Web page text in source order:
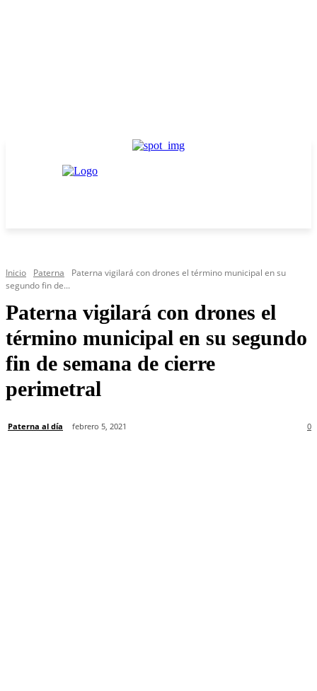
Inicio Paterna
Paterna vigilará con drones el término municipal en su
segundo fin de...
Paterna vigilará con drones el
término municipal en su segundo
fin de semana de cierre
perimetral
Paterna al día febrero 5, 2021 0